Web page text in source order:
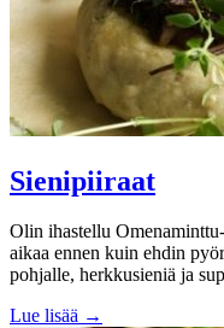
Sienipiiraat
Olin ihastellu
aikaa ennen kuin ehdin
pohjalle, herkkusieniä ja
Lue lisää →